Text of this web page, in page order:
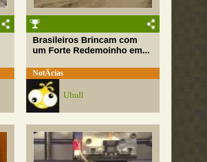
Brasileiros Brincam com
um Forte Redemoinho em...
NotÃ­cias
Uhull